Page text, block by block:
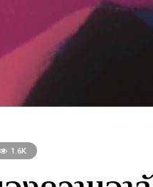
1.6K